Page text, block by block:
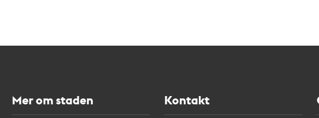
Mer om staden Kontakt